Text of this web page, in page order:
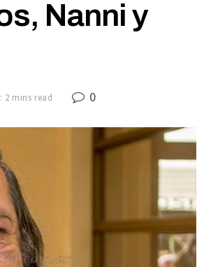
Nanni y
2 mins read 0